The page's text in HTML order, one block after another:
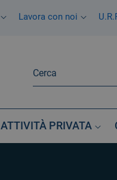
Lavora con noi
ATTIVITÀ PRIVATA